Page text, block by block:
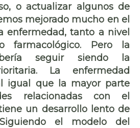
o actualizar algunos de
mejorado mucho en el
enfermedad, tanto a nivel
farmacológico. Pero la
seguir siendo la
La enfermedad
igual que la mayor parte
relacionadas con el
un desarrollo lento de
el modelo del